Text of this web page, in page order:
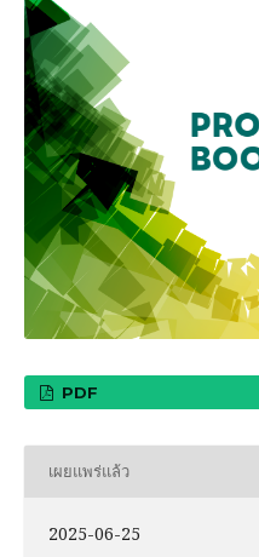
PDF
เผยแพร่แล้ว
2025-06-25